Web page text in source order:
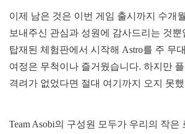
이제 남은 것은 이번 게임 출시까지 수개
보내주신 관심과 성원에 감사드리는 것뿐
탑재된 체험판에서 시작해 Astro를 주 무
여정은 무척이나 즐거웠습니다. 하지만
격려가 없었다면 절대 여기까지 오지 못
Team Asobi의 구성원 모두가 우리의 작은